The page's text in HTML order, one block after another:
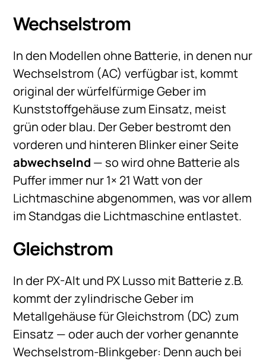
Wechselstrom
In den Modellen ohne Batterie, in denen nur
Wechselstrom (AC) verfügbar ist, kommt
original der würfelfürmige Geber im
Kunststoffgehäuse zum Einsatz, meist
grün oder blau. Der Geber bestromt den
vorderen und hinteren Blinker einer Seite
abwechselnd — so wird ohne Batterie als
Puffer immer nur 1× 21 Watt von der
Lichtmaschine abgenommen, was vor allem
im Standgas die Lichtmaschine entlastet.
Gleichstrom
In der PX-Alt und PX Lusso mit Batterie z.B.
kommt der zylindrische Geber im
Metallgehäuse für Gleichstrom (DC) zum
Einsatz — oder auch der vorher genannte
Wechselstrom-Blinkgeber: Denn auch bei